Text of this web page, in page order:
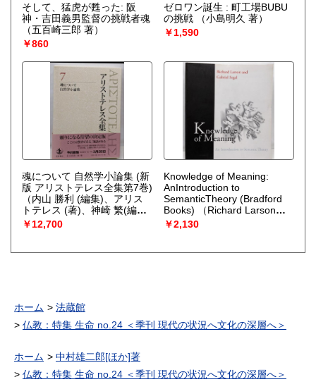
そして、猛虎が甦った: 阪
神・吉田義男監督の挑戦者魂
（五百崎三郎 著）
￥860
ゼロワン誕生 : 町工場BUBU
の挑戦
（小島明久 著）
￥1,590
魂について 自然学小論集 (新
版 アリストテレス全集第7巻)
（内山 勝利 (編集)、アリス
トテレス (著)、神崎 繁(編
集)、中畑 正志 (編集)）
￥12,700
Knowledge of Meaning:
AnIntroduction to
SemanticTheory (Bradford
Books)
（Richard Larson
and GabrielSegal）
￥2,130
ホーム
法蔵館
仏教：特集 生命 no.24 ＜季刊 現代の状況へ文化の深層へ＞
ホーム
中村雄二郎[ほか]著
仏教：特集 生命 no.24 ＜季刊 現代の状況へ文化の深層へ＞